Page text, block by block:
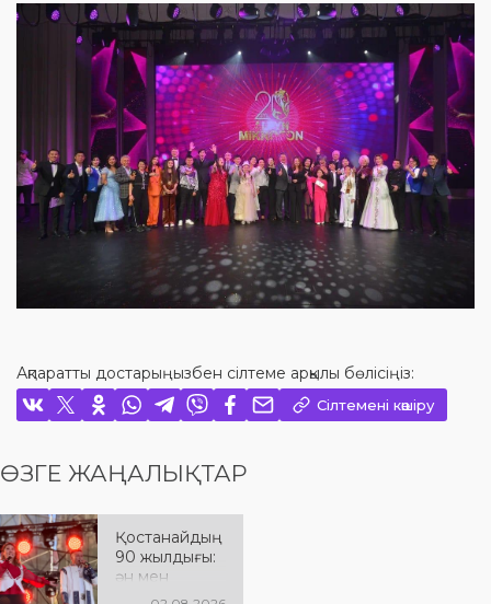
Ақпаратты достарыңызбен сілтеме арқылы бөлісіңіз:
Сілтемені көшіру
ӨЗГЕ ЖАҢАЛЫҚТАР
Қостанайдың
90 жылдығы:
ән мен
әсерге толы